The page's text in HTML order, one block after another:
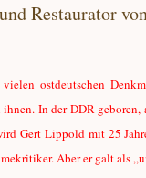
Restaurator
ostdeutschen
In der DDR geboren,
Gert Lippold mit 25
Aber er galt als